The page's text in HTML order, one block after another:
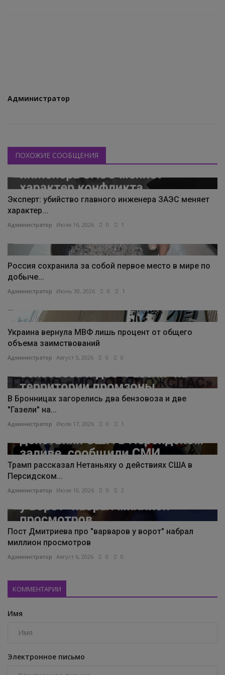
НАУКА
Администратор
ПОХОЖИЕ СООБЩЕНИЯ
Эксперт: убийство главного инженера ЗАЭС меняет
характер...
Администратор Июля 16, 2026 0 1
Россия сохранила за собой первое место в мире по
добыче...
Администратор Июнь 30, 2026 0 1
Украина вернула МВФ лишь процент от общего
объема заимствований
Администратор Август 5, 2026 0 0
В Бронницах загорелись два бензовоза и две
"Газели" на...
Администратор Июля 17, 2026 0 1
Трамп рассказал Нетаньяху о действиях США в
Персидском...
Администратор Июля 10, 2026 0 2
Пост Дмитриева про "варваров у ворот" набрал
миллион просмотров
Администратор Август 6, 2026 0 0
КОММЕНТАРИИ
Имя
Электронное письмо